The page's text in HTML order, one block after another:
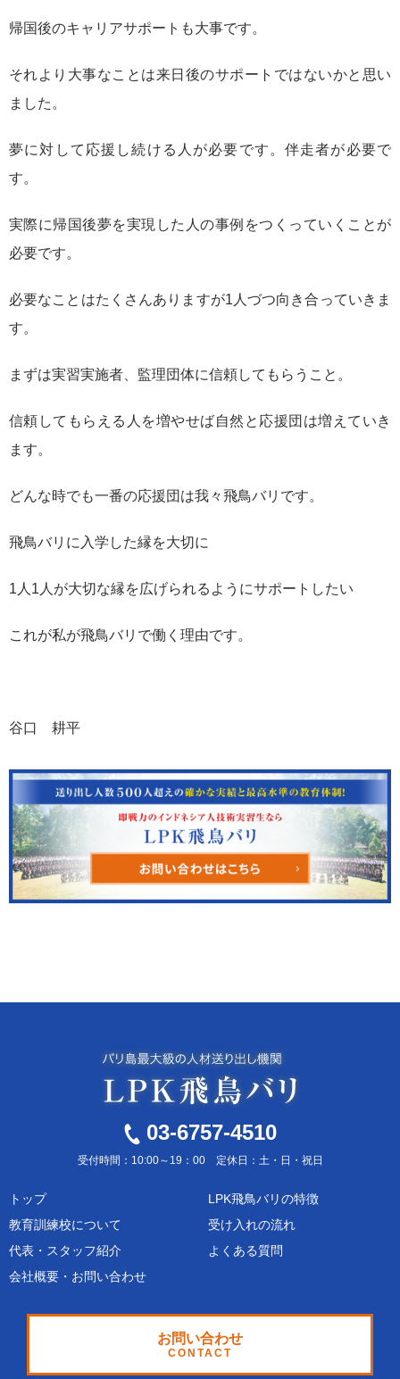
帰国後のキャリアサポートも大事です。
それより大事なことは来日後のサポートではないかと思い
ました。
夢に対して応援し続ける人が必要です。伴走者が必要で
す。
実際に帰国後夢を実現した人の事例をつくっていくことが
必要です。
必要なことはたくさんありますが1人づつ向き合っていきま
す。
まずは実習実施者、監理団体に信頼してもらうこと。
信頼してもらえる人を増やせば自然と応援団は増えていき
ます。
どんな時でも一番の応援団は我々飛鳥バリです。
飛鳥バリに入学した縁を大切に
1人1人が大切な縁を広げられるようにサポートしたい
これが私が飛鳥バリで働く理由です。
谷口 耕平
03-6757-4510
受付時間：10:00～19：00 定休日：土・日・祝日
トップ
LPK飛鳥バリの特徴
教育訓練校について
受け入れの流れ
代表・スタッフ紹介
よくある質問
会社概要・お問い合わせ
お問い合わせ
CONTACT